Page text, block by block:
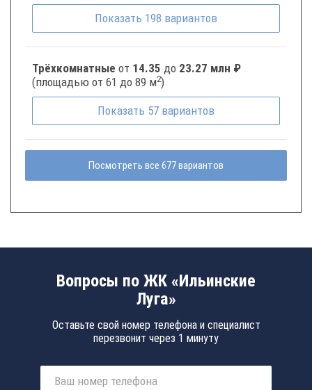
Показать 198 вариантов
Трёхкомнатные от 14.35 до 23.27 млн ₽
(площадью от 61 до 89 м2)
Показать 57 вариантов
Посмотреть все 677 вариантов
Вопросы по ЖК «Ильинские
Луга»
Оставьте свой номер телефона и специалист
перезвонит через 1 минуту